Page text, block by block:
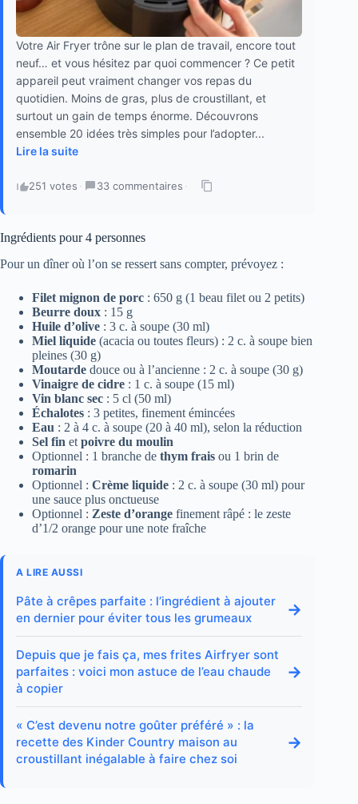
Votre Air Fryer trône sur le plan de travail, encore tout
neuf… et vous hésitez par quoi commencer ? Ce petit
appareil peut vraiment changer vos repas du
quotidien. Moins de gras, plus de croustillant, et
surtout un gain de temps énorme. Découvrons
ensemble 20 idées très simples pour l’adopter...
Lire la suite
251 votes · 33 commentaires ·
Ingrédients pour 4 personnes
Pour un dîner où l’on se ressert sans compter, prévoyez :
Filet mignon de porc : 650 g (1 beau filet ou 2 petits)
Beurre doux : 15 g
Huile d’olive : 3 c. à soupe (30 ml)
Miel liquide (acacia ou toutes fleurs) : 2 c. à soupe bien
pleines (30 g)
Moutarde douce ou à l’ancienne : 2 c. à soupe (30 g)
Vinaigre de cidre : 1 c. à soupe (15 ml)
Vin blanc sec : 5 cl (50 ml)
Échalotes : 3 petites, finement émincées
Eau : 2 à 4 c. à soupe (20 à 40 ml), selon la réduction
Sel fin et poivre du moulin
Optionnel : 1 branche de thym frais ou 1 brin de
romarin
Optionnel : Crème liquide : 2 c. à soupe (30 ml) pour
une sauce plus onctueuse
Optionnel : Zeste d’orange finement râpé : le zeste
d’1/2 orange pour une note fraîche
A LIRE AUSSI
Pâte à crêpes parfaite : l’ingrédient à ajouter
en dernier pour éviter tous les grumeaux
→
Depuis que je fais ça, mes frites Airfryer sont
parfaites : voici mon astuce de l’eau chaude
à copier
→
« C’est devenu notre goûter préféré » : la
recette des Kinder Country maison au
croustillant inégalable à faire chez soi
→